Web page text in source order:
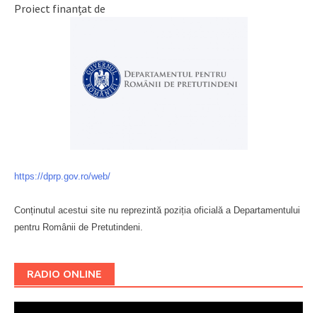
Proiect finanțat de
https://dprp.gov.ro/web/
Conținutul acestui site nu reprezintă poziția oficială a Departamentului
pentru Românii de Pretutindeni.
RADIO ONLINE